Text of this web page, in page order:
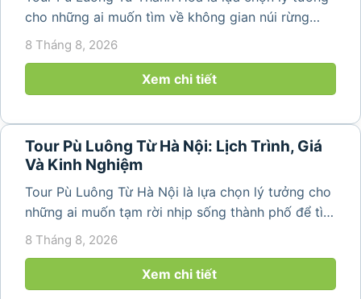
cho những ai muốn tìm về không gian núi rừng
trong lành, ruộng bậc thang xanh mướt và những
ngày. Không cần di chuyển...
8 Tháng 8, 2026
Xem chi tiết
Tour Pù Luông Từ Hà Nội: Lịch Trình, Giá
Và Kinh Nghiệm
Tour Pù Luông Từ Hà Nội là lựa chọn lý tưởng cho
những ai muốn tạm rời nhịp sống thành phố để tìm
về không gian núi rừng xanh mát, những bản làng
yên bình và ruộng bậc thang đặc trưng của Pù
8 Tháng 8, 2026
Xem chi tiết